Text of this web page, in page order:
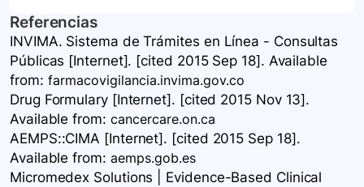
Referencias
INVIMA. Sistema de Trámites en Línea - Consultas
Públicas [Internet]. [cited 2015 Sep 18]. Available
from: farmacovigilancia.invima.gov.co
Drug Formulary [Internet]. [cited 2015 Nov 13].
Available from: cancercare.on.ca
AEMPS::CIMA [Internet]. [cited 2015 Sep 18].
Available from: aemps.gob.es
Micromedex Solutions | Evidence-Based Clinical